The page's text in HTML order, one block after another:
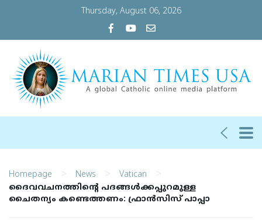
Thursday, August 06, 2026
Homepage > News > Vatican >
ദൈവവചനത്തിന്റെ പദങ്ങൾക്കപ്പുറമുള്ള
ചൈതന്യം കണ്ടെത്തണം: ഫ്രാൻസിസ് പാപ്പാ